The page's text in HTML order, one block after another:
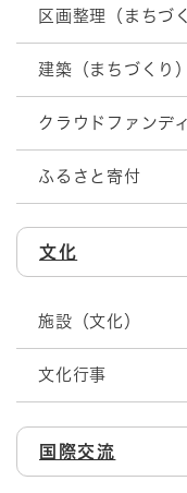
区画整理（まちづ
建築（まちづくり）
クラウドファンデ
ふるさと寄付
文化
施設（文化）
文化行事
国際交流